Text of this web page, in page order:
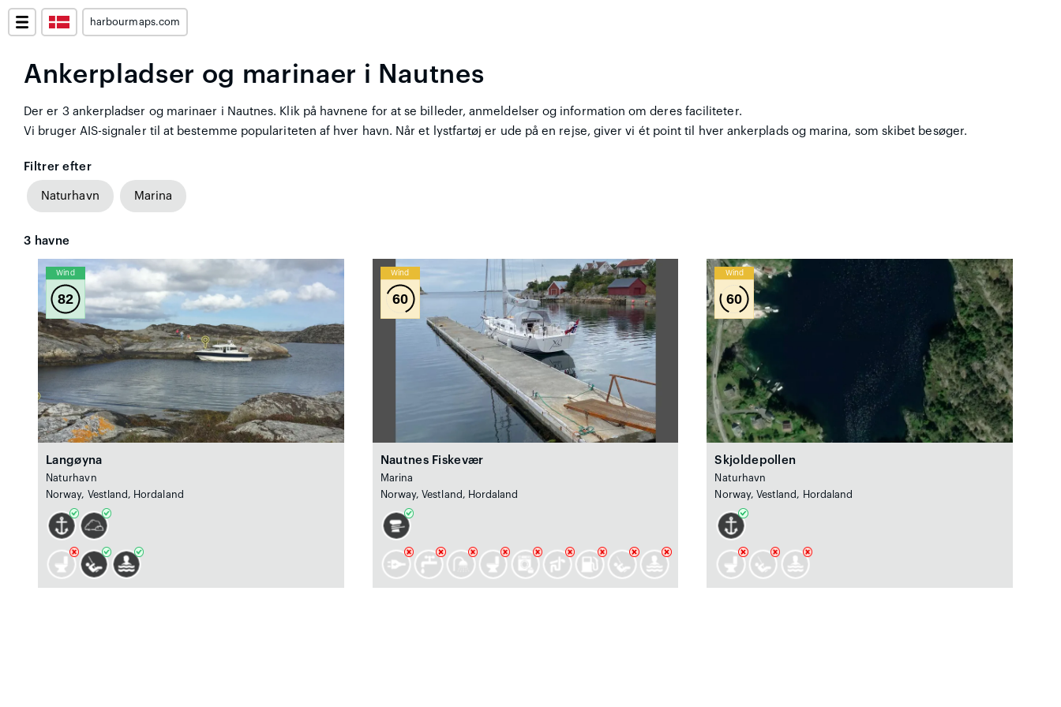
harbourmaps.com
Ankerpladser og marinaer i Nautnes
Der er 3 ankerpladser og marinaer i Nautnes. Klik på havnene for at se billeder, anmeldelser og information om deres faciliteter.
Vi bruger AIS-signaler til at bestemme populariteten af hver havn. Når et lystfartøj er ude på en rejse, giver vi ét point til hver ankerplads og marina, som skibet besøger.
Filtrer efter
Naturhavn Marina
3 havne
Wind
82
Langøyna
Naturhavn
Norway, Vestland, Hordaland
Wind
60
Nautnes Fiskevær
Marina
Norway, Vestland, Hordaland
Wind
60
Skjoldepollen
Naturhavn
Norway, Vestland, Hordaland